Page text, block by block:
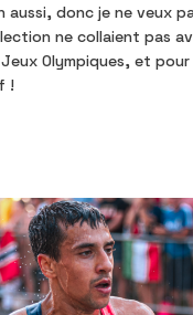
donc je ne veux
ne collaient pas
Olympiques, et
!